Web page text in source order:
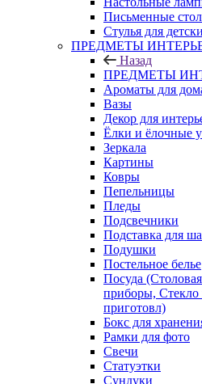
Письменные
Стулья для
ПРЕДМЕТЫ
Назад
ПРЕДМЕТЫ
Ароматы для
Вазы
Декор для
Ёлки и ёлочные
Зеркала
Картины
Ковры
Пепельницы
Пледы
Подсвечники
Подставка для
Подушки
Постельное белье
Посуда
приборы, Стекло
приготовл)
Бокс для
Рамки для фото
Свечи
Статуэтки
Сундуки